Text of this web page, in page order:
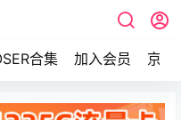
合集 加入会员 京东